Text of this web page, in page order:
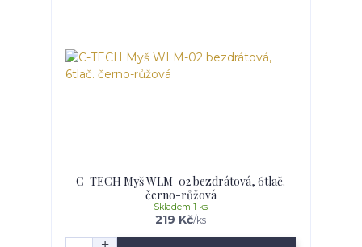
C-TECH Myš WLM-02 bezdrátová, 6tlač.
černo-růžová
219 Kč/ks
Skladem 1 ks